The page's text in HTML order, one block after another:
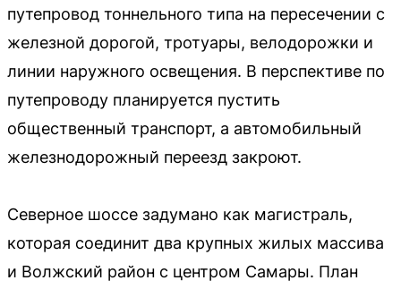
путепровод тоннельного типа на пересечении с
железной дорогой, тротуары, велодорожки и
линии наружного освещения. В перспективе по
путепроводу планируется пустить
общественный транспорт, а автомобильный
железнодорожный переезд закроют.
Северное шоссе задумано как магистраль,
которая соединит два крупных жилых массива
и Волжский район с центром Самары. План